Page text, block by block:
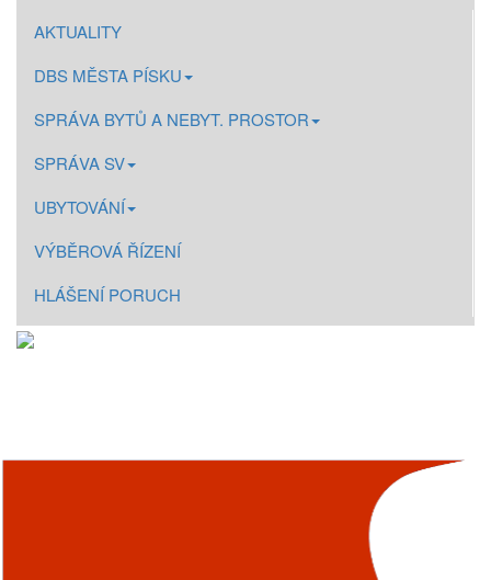
AKTUALITY
DBS MĚSTA PÍSKU
SPRÁVA BYTŮ A NEBYT. PROSTOR
SPRÁVA SV
UBYTOVÁNÍ
VÝBĚROVÁ ŘÍZENÍ
HLÁŠENÍ PORUCH